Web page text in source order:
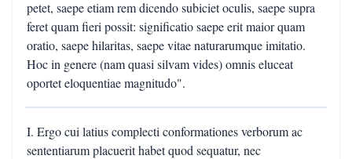
petet, saepe etiam rem dicendo subiciet oculis, saepe supra
feret quam fieri possit: significatio saepe erit maior quam
oratio, saepe hilaritas, saepe vitae naturarumque imitatio.
Hoc in genere (nam quasi silvam vides) omnis eluceat
oportet eloquentiae magnitudo".
I. Ergo cui latius complecti conformationes verborum ac
sententiarum placuerit habet quod sequatur, nec